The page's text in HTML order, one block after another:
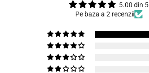
5.00 din 5
Pe baza a 2 recenzii